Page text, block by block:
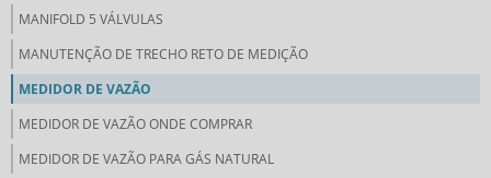
MANIFOLD 5 VÁLVULAS
MANUTENÇÃO DE TRECHO RETO DE MEDIÇÃO
MEDIDOR DE VAZÃO
MEDIDOR DE VAZÃO ONDE COMPRAR
MEDIDOR DE VAZÃO PARA GÁS NATURAL